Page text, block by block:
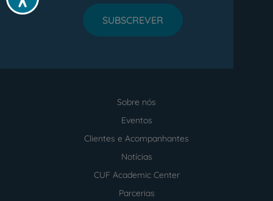
SUBSCREVER
Sobre nós
Eventos
Clientes e Acompanhantes
Notícias
CUF Academic Center
Parcerias